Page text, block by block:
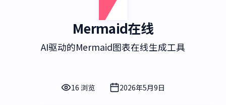
Mermaid在线
AI驱动的Mermaid图表在线生成工具
16 浏览 2026年5月9日